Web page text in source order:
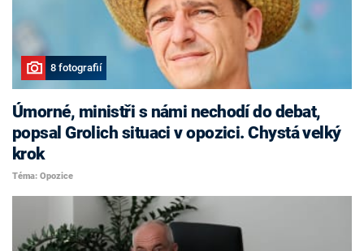
8 fotografií
Úmorné, ministři s námi nechodí do debat,
popsal Grolich situaci v opozici. Chystá velký
krok
Téma: Opozice